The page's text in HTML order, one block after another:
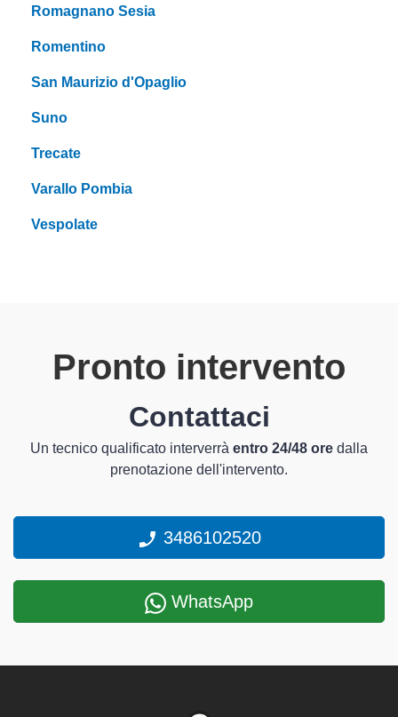
Romagnano Sesia
Romentino
San Maurizio d'Opaglio
Suno
Trecate
Varallo Pombia
Vespolate
Pronto intervento
Contattaci
Un tecnico qualificato interverrà entro 24/48 ore dalla
prenotazione dell'intervento.
3486102520
WhatsApp